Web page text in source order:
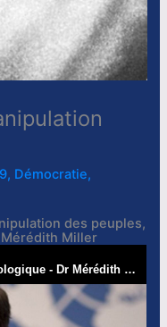
, Démocratie,
des peuples,
Miller